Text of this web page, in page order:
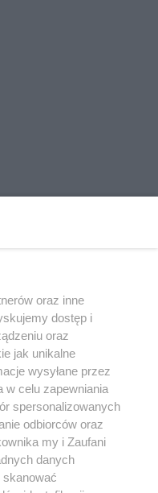
być powielany i
w jakikolwiek sposób (w
na jakimkolwiek polu
z umieszczaniem w
Jakiekolwiek użycie lub
z naruszeniem prawa,
groźbą kary i może być
oraz inne
dostęp i
oraz
jak unikalne
wysyłane przez
w celu zapewniania
spersonalizowanych
odbiorców oraz
my i Zaufani
danych